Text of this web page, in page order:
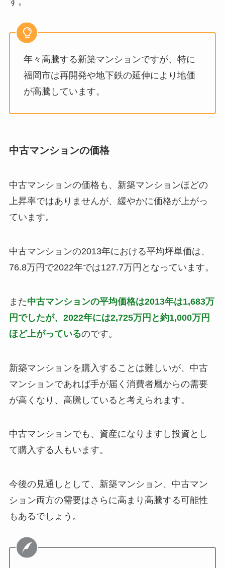
年々高騰する新築マンションですが、特に
福岡市は再開発や地下鉄の延伸により地価
が高騰しています。
中古マンションの価格
中古マンションの価格も、新築マンションほどの
上昇率ではありませんが、緩やかに価格が上がっ
ています。
中古マンションの2013年における平均坪単価は、
76.8万円で2022年では127.7万円となっています。
また中古マンションの平均価格は2013年は1,683万
円でしたが、2022年には2,725万円と約1,000万円
ほど上がっているのです。
新築マンションを購入することは難しいが、中古
マンションであれば手が届く消費者層からの需要
が高くなり、高騰していると考えられます。
中古マンションでも、資産になりますし投資とし
て購入する人もいます。
今後の見通しとして、新築マンション、中古マン
ション両方の需要はさらに高まり高騰する可能性
もあるでしょう。